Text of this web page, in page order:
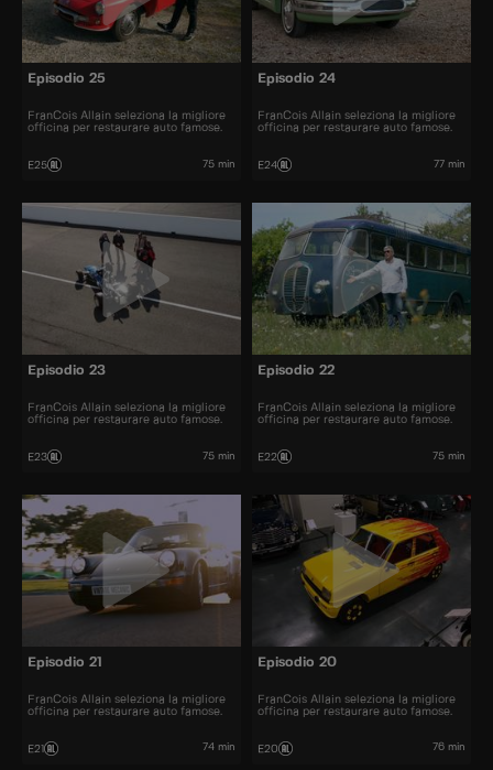
Episodio 25
FranCois Allain seleziona la migliore
officina per restaurare auto famose.
E25 75 min
Episodio 24
FranCois Allain seleziona la migliore
officina per restaurare auto famose.
E24 77 min
Episodio 23
FranCois Allain seleziona la migliore
officina per restaurare auto famose.
E23 75 min
Episodio 22
FranCois Allain seleziona la migliore
officina per restaurare auto famose.
E22 75 min
Episodio 21
FranCois Allain seleziona la migliore
officina per restaurare auto famose.
E21 74 min
Episodio 20
FranCois Allain seleziona la migliore
officina per restaurare auto famose.
E20 76 min